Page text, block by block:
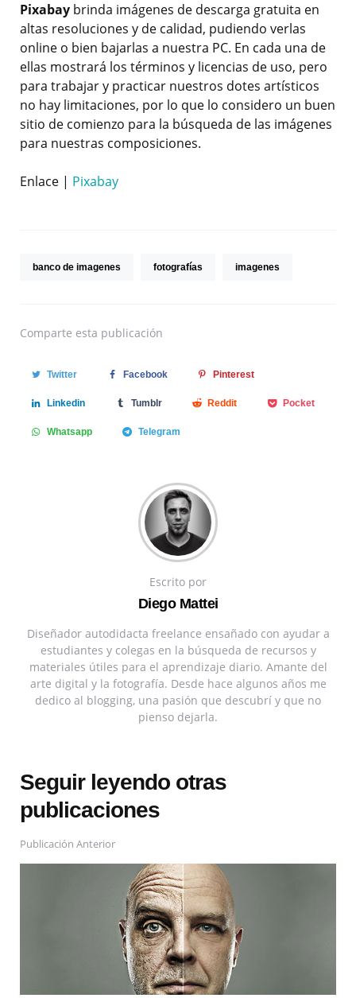
Pixabay brinda imágenes de descarga gratuita en
altas resoluciones y de calidad, pudiendo verlas
online o bien bajarlas a nuestra PC. En cada una de
ellas mostrará los términos y licencias de uso, pero
para trabajar y practicar nuestros dotes artísticos
no hay limitaciones, por lo que lo considero un buen
sitio de comienzo para la búsqueda de las imágenes
para nuestras composiciones.
Enlace | Pixabay
banco de imagenes fotografías imagenes
Comparte esta publicación
Twitter Facebook Pinterest
Linkedin Tumblr Reddit Pocket
Whatsapp Telegram
Escrito por
Diego Mattei
Diseñador autodidacta freelance ensañado con ayudar a
estudiantes y colegas en la búsqueda de recursos y
materiales útiles para el aprendizaje diario. Amante del
arte digital y la fotografía. Desde hace algunos años me
dedico al blogging, una pasión que descubrí y que no
pienso dejarla.
Seguir leyendo otras
publicaciones
Publicación Anterior